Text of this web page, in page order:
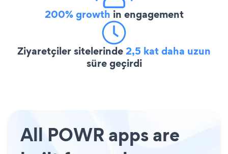
200% growth in engagement
Ziyaretçiler sitelerinde2,5 kat daha uzun
süre geçirdi
All POWR apps are